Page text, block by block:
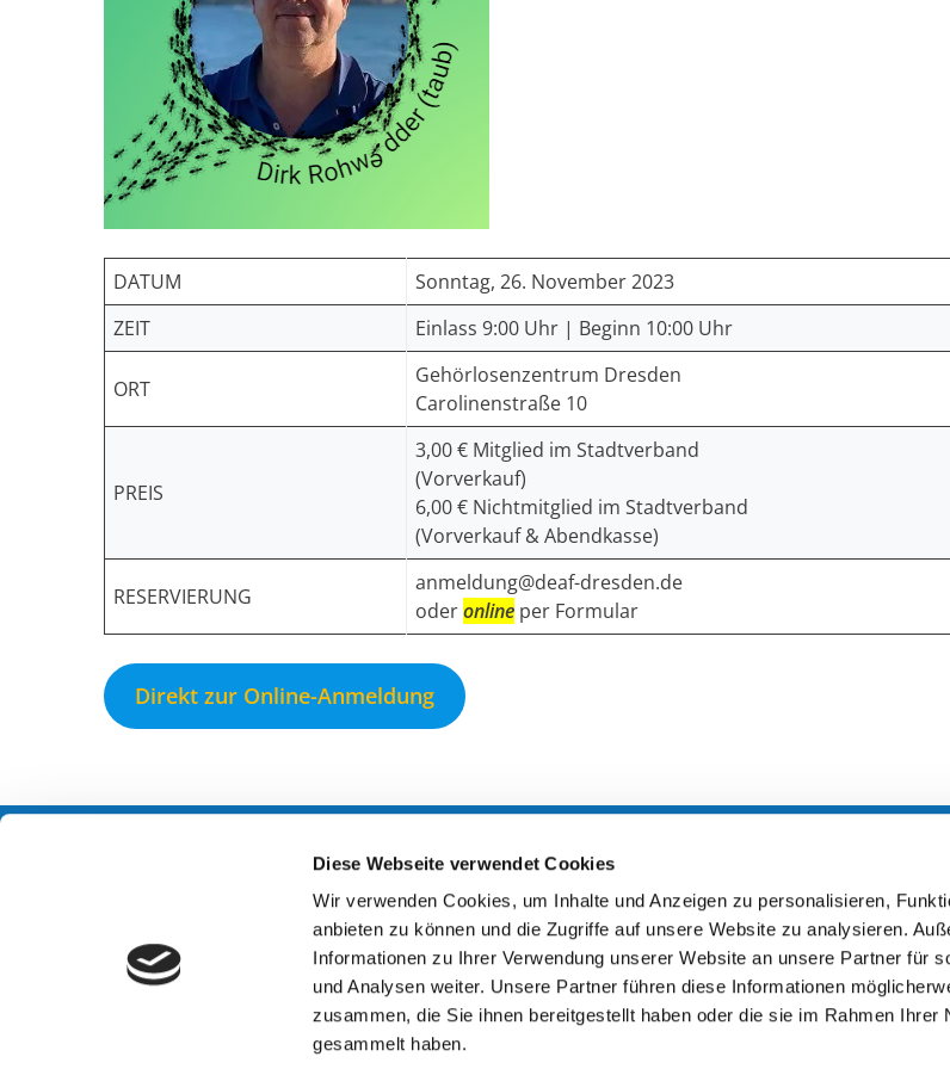
Diese Webseite verwendet Cookies
Wir verwenden Cookies, um Inhalte und Anzeigen zu personalisieren,
anbieten zu können und die Zugriffe auf unsere Website zu analysieren.
Informationen zu Ihrer Verwendung unserer Website an unsere Partner für
und Analysen weiter. Unsere Partner führen diese Informationen
zusammen, die Sie ihnen bereitgestellt haben oder die sie im Rahmen Ihrer
gesammelt haben.
DATUM
Sonntag, 26. November 2023
ZEIT
Einlass 9:00 Uhr | Beginn 10:00 Uhr
ORT
Gehörlosenzentrum Dresden
Carolinenstraße 10
PREIS
3,00 € Mitglied im Stadtverband
(Vorverkauf)
6,00 € Nichtmitglied im Stadtverband
(Vorverkauf & Abendkasse)
RESERVIERUNG
anmeldung@deaf-dresden.de
oderonline per Formular
Direkt zur Online-Anmeldung
Gehörlosen Dresden e.V.
Carolinenstrasse 10
Öffnungszeiten
Begegnungsstätte
Dienstag 14 – 22 Uhr
und nach Bedarf
(Veranstaltung, KoFo etc.)